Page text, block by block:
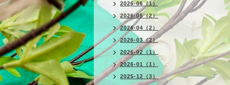
2026-06（1）
2026-05（2）
2026-04（2）
2026-03（2）
2026-02（1）
2026-01（1）
2025-12（3）